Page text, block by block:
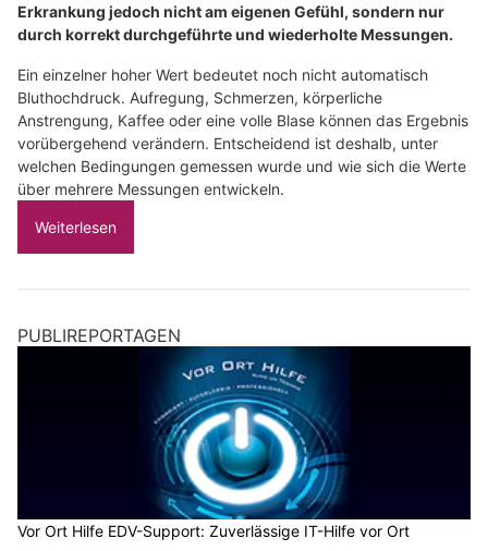
Erkrankung jedoch nicht am eigenen Gefühl, sondern nur
durch korrekt durchgeführte und wiederholte Messungen.
Ein einzelner hoher Wert bedeutet noch nicht automatisch
Bluthochdruck. Aufregung, Schmerzen, körperliche
Anstrengung, Kaffee oder eine volle Blase können das Ergebnis
vorübergehend verändern. Entscheidend ist deshalb, unter
welchen Bedingungen gemessen wurde und wie sich die Werte
über mehrere Messungen entwickeln.
Weiterlesen
PUBLIREPORTAGEN
Vor Ort Hilfe EDV-Support: Zuverlässige IT-Hilfe vor Ort